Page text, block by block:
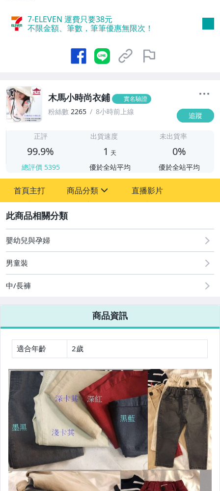
7-ELEVEN 運費只要38元
不限金額、筆數，筆筆優惠無限次！
木馬小時尚衣鋪 實名驗證
粉絲數 2265 8小時前上線 追蹤
正評
99.9%
總評價 5395
出貨速度
1 天
優於全站平均
未出貨率
0%
優於全站平均
首頁主打 商品分類
嬰幼兒與孕婦
女裝與服飾配件
女包精品與女鞋
直播影片
嬰幼兒與孕婦
男童裝
中/長褲
商品資訊
適合年齡 2歲